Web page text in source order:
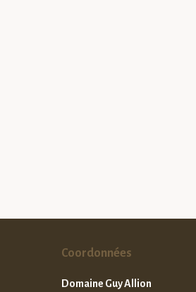
Coordonnées
Domaine Guy Allion